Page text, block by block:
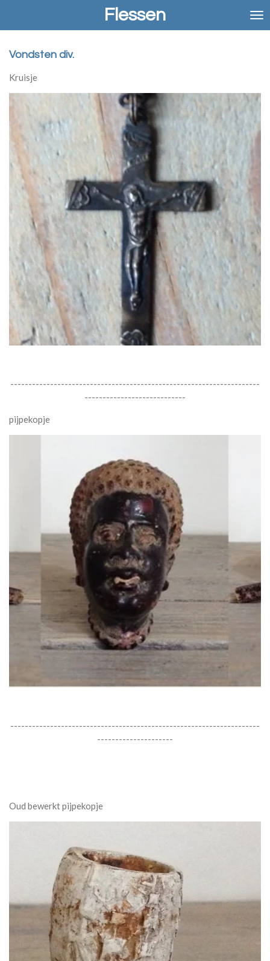
de
Flessen
Vondsten div.
Kruisje
---------------------------------------------------------------------
----------------------------
pijpekopje
---------------------------------------------------------------------
---------------------
Oud bewerkt pijpekopje